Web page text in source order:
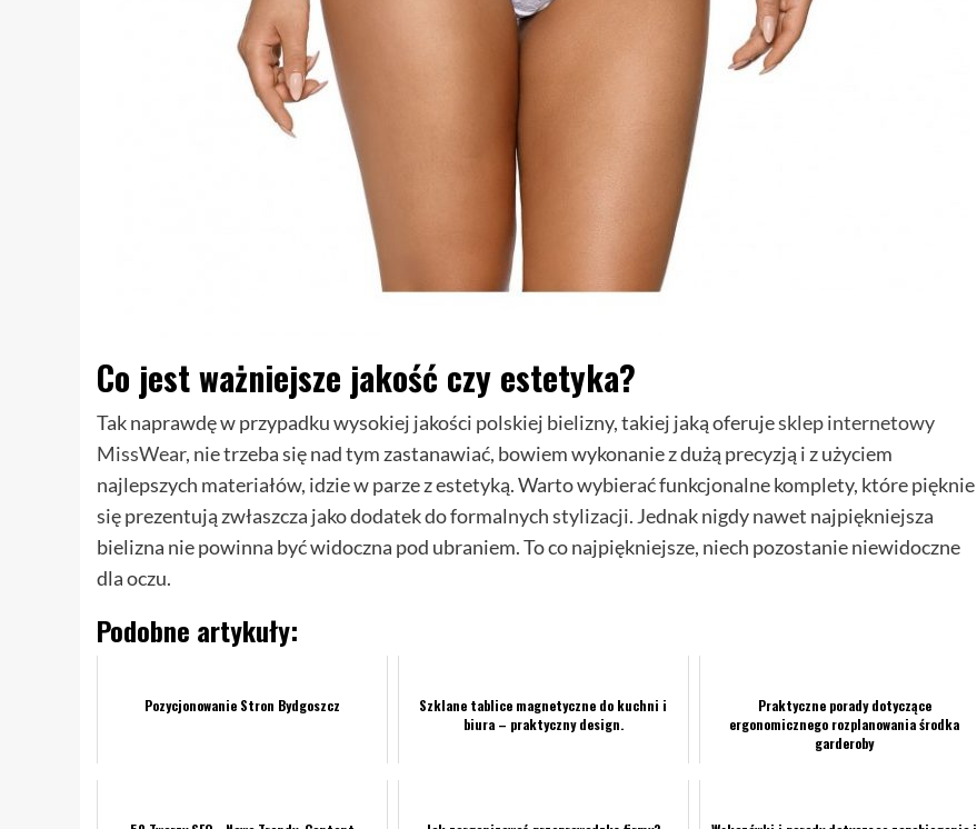
Co jest ważniejsze jakość czy estetyka?
Tak naprawdę w przypadku wysokiej jakości polskiej bielizny, takiej jaką oferujesklep internetowy
MissWear, nie trzeba się nad tym zastanawiać, bowiem wykonanie z dużą precyzją i z użyciem
najlepszych materiałów, idzie w parze z estetyką. Warto wybierać funkcjonalne komplety, które pięknie
się prezentują zwłaszcza jako dodatek do formalnych stylizacji. Jednak nigdy nawet najpiękniejsza
bielizna nie powinna być widoczna pod ubraniem. To co najpiękniejsze, niech pozostanie niewidoczne
dla oczu.
Podobne artykuły:
Pozycjonowanie Stron Bydgoszcz
Szklane tablice magnetyczne do kuchni i
biura – praktyczny design.
Praktyczne porady dotyczące
ergonomicznego rozplanowania środka
garderoby